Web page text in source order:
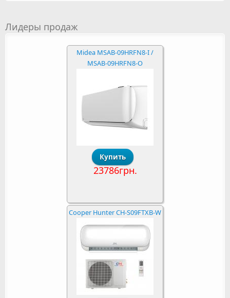
Лидеры продаж
Midea MSAB-09HRFN8-I /
MSAB-09HRFN8-O
23786грн.
Cooper Hunter CH-S09FTXB-W